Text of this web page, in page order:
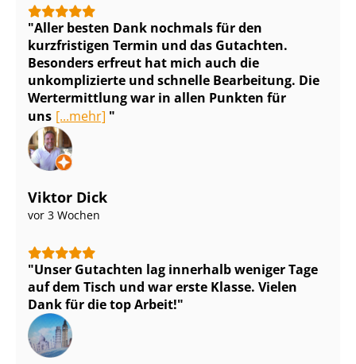
Aller besten Dank nochmals für den
kurzfristigen Termin und das Gutachten.
Besonders erfreut hat mich auch die
unkomplizierte und schnelle Bearbeitung. Die
Wertermittlung war in allen Punkten für
uns [...mehr]
Viktor Dick
vor 3 Wochen
Unser Gutachten lag innerhalb weniger Tage
auf dem Tisch und war erste Klasse. Vielen
Dank für die top Arbeit!